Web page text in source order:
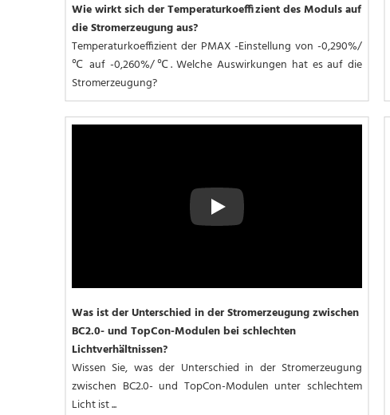
Wie wirkt sich der Temperaturkoeffizient des Moduls auf
die Stromerzeugung aus?
Temperaturkoeffizient der PMAX -Einstellung von -0,290%/
℃ auf -0,260%/℃. Welche Auswirkungen hat es auf die
Stromerzeugung?
Play
Was ist der Unterschied in der Stromerzeugung zwischen
BC2.0- und TopCon-Modulen bei schlechten
Lichtverhältnissen?
Wissen Sie, was der Unterschied in der Stromerzeugung
zwischen BC2.0- und TopCon-Modulen unter schlechtem
Licht ist ...